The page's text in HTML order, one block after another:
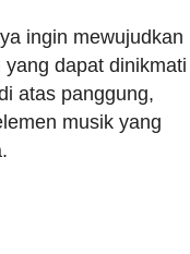
ingin mewujudkan
dapat dinikmati
atas panggung,
musik yang